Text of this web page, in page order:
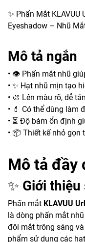
✨ Phấn Mắt KLAVUU
Eyeshadow – Nhũ
Mô tả ngắn
• 👁️ Phấn mắt nhũ
• ✨ Hạt nhũ mịn tạo
• 🎨 Lên màu rõ, dễ
• 💄 Có thể dùng làm
• ⏳ Độ bám ổn định
• 📦 Thiết kế nhỏ
Mô tả đầy
✨ Giới thiệu
Phấn mắt KLAVUU
là dòng phấn mắt
đôi mắt trông sáng
phẩm sử dụng các